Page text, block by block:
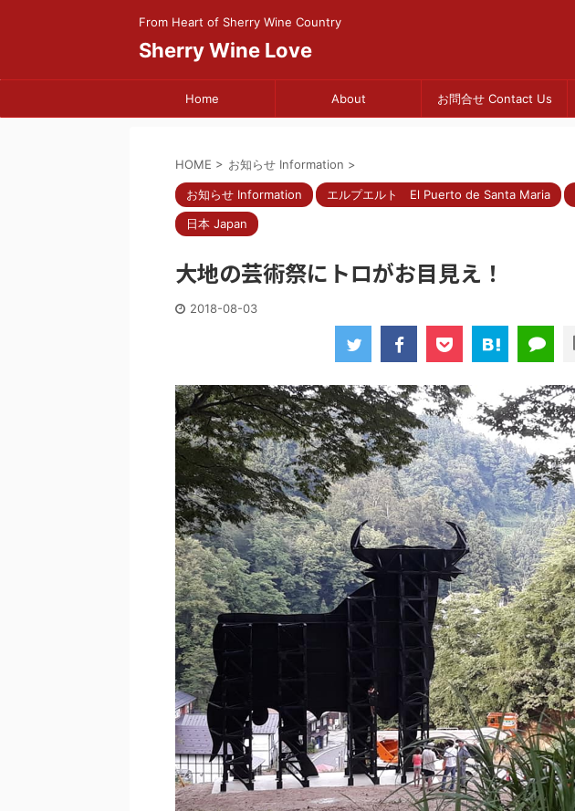
From Heart of Sherry Wine Country
Sherry Wine Love
Home About お問合せ Contact Us
HOME > お知らせ Information >
お知らせ Information エルプエルト El Puerto de Santa Maria
日本 Japan
大地の芸術祭にトロがお目見え！
2018-08-03